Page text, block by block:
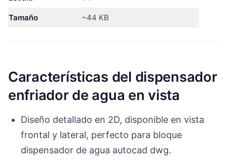
Tamaño ~44 KB
Características del dispensador
enfriador de agua en vista
Diseño detallado en 2D, disponible en vista
frontal y lateral, perfecto para bloque
dispensador de agua autocad dwg.